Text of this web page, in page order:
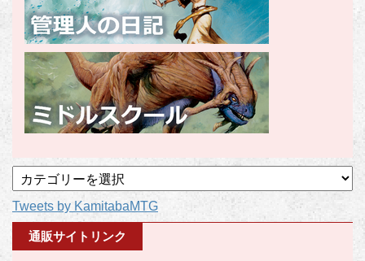
事
カ
テ
Tweets by KamitabaMTG
通販サイトリンク